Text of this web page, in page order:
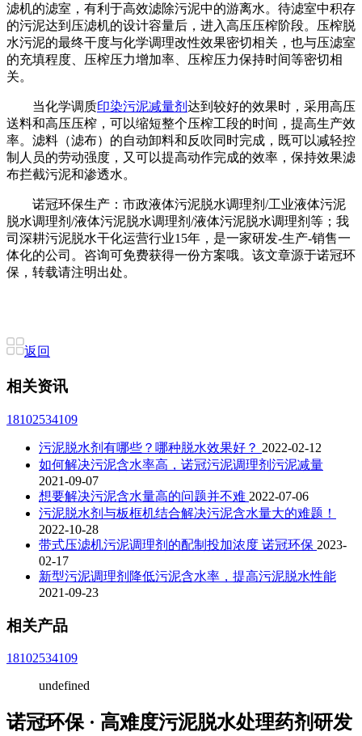
滤机的滤室，有利于高效滤除污泥中的游离水。待滤室中积存
的污泥达到压滤机的设计容量后，进入高压压榨阶段。压榨脱
水污泥的最终干度与化学调理改性效果密切相关，也与压滤室
的充填程度、压榨压力增加率、压榨压力保持时间等密切相
关。
当化学调质印染污泥减量剂 达到较好的效果时，采用高压
送料和高压压榨，可以缩短整个压榨工段的时间，提高生产效
率。滤料（滤布）的自动卸料和反吹同时完成，既可以减轻控
制人员的劳动强度，又可以提高动作完成的效率，保持效果滤
布拦截污泥和渗透水。
诺冠环保生产：市政液体污泥脱水调理剂/工业液体污泥
脱水调理剂/液体污泥脱水调理剂/液体污泥脱水调理剂等；我
司深耕污泥脱水干化运营行业15年，是一家研发-生产-销售一
体化的公司。咨询可免费获得一份方案哦。该文章源于诺冠环
保，转载请注明出处。
返回
相关资讯
18102534109
污泥脱水剂有哪些？哪种脱水效果好？ 2022-02-12
如何解决污泥含水率高，诺冠污泥调理剂污泥减量
2021-09-07
想要解决污泥含水量高的问题并不难 2022-07-06
污泥脱水剂与板框机结合解决污泥含水量大的难题！
2022-10-28
带式压滤机污泥调理剂的配制投加浓度 诺冠环保 2023-
02-17
新型污泥调理剂降低污泥含水率，提高污泥脱水性能
2021-09-23
相关产品
18102534109
undefined
诺冠环保 · 高难度污泥脱水处理药剂研发